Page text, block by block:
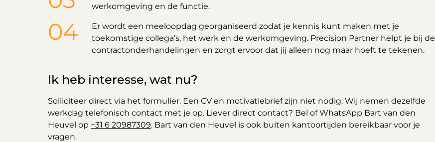
werkomgeving en de functie.
Er wordt een meeloopdag georganiseerd zodat je kennis kunt maken met je
toekomstige collega’s, het werk en de werkomgeving. Precision Partner helpt je bij de
contractonderhandelingen en zorgt ervoor dat jij alleen nog maar hoeft te tekenen.
Ik heb interesse, wat nu?
Solliciteer direct via het formulier. Een CV en motivatiebrief zijn niet nodig. Wij nemen dezelfde
werkdag telefonisch contact met je op. Liever direct contact? Bel of WhatsApp Bart van den
Heuvel op +31 6 20987309. Bart van den Heuvel is ook buiten kantoortijden bereikbaar voor je
vragen.